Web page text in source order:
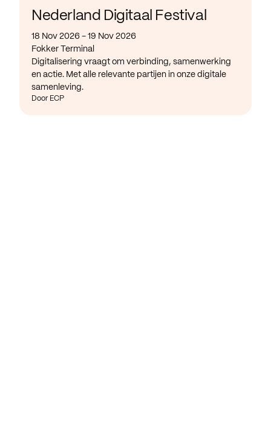
Nederland Digitaal Festival
18 Nov 2026 - 19 Nov 2026
Fokker Terminal
Digitalisering vraagt om verbinding, samenwerking
en actie. Met alle relevante partijen in onze digitale
samenleving.
Door ECP